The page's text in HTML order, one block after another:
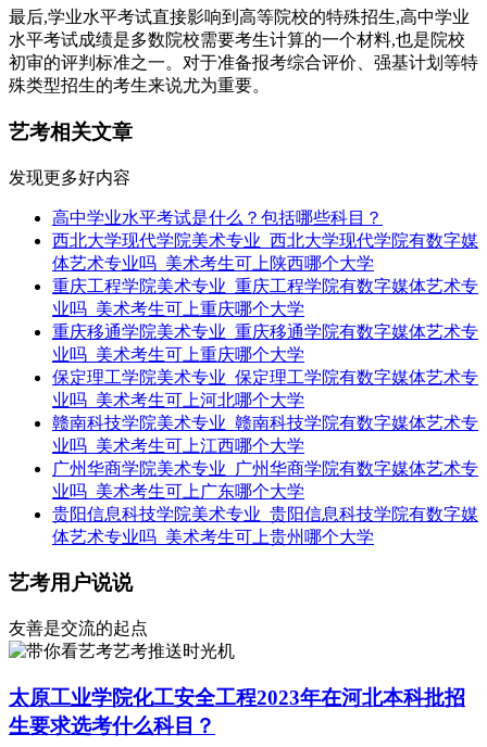
最后,学业水平考试直接影响到高等院校的特殊招生,高中学业
水平考试成绩是多数院校需要考生计算的一个材料,也是院校
初审的评判标准之一。对于准备报考综合评价、强基计划等特
殊类型招生的考生来说尤为重要。
艺考相关文章
发现更多好内容
高中学业水平考试是什么？包括哪些科目？
西北大学现代学院美术专业_西北大学现代学院有数字媒
体艺术专业吗_美术考生可上陕西哪个大学
重庆工程学院美术专业_重庆工程学院有数字媒体艺术专
业吗_美术考生可上重庆哪个大学
重庆移通学院美术专业_重庆移通学院有数字媒体艺术专
业吗_美术考生可上重庆哪个大学
保定理工学院美术专业_保定理工学院有数字媒体艺术专
业吗_美术考生可上河北哪个大学
赣南科技学院美术专业_赣南科技学院有数字媒体艺术专
业吗_美术考生可上江西哪个大学
广州华商学院美术专业_广州华商学院有数字媒体艺术专
业吗_美术考生可上广东哪个大学
贵阳信息科技学院美术专业_贵阳信息科技学院有数字媒
体艺术专业吗_美术考生可上贵州哪个大学
艺考用户说说
友善是交流的起点
艺考推送时光机
太原工业学院化工安全工程2023年在河北本科批招
生要求选考什么科目？